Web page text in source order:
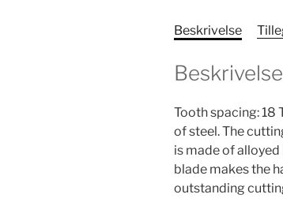
Beskrivelse
Beskrivelse
Tooth spacing: 18
of steel. The
is made of
blade makes the
outstanding